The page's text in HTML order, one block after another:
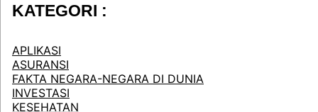
KATEGORI :
APLIKASI
ASURANSI
FAKTA NEGARA-NEGARA DI DUNIA
INVESTASI
KESEHATAN